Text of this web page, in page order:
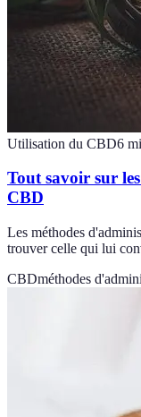
Utilisation du CBD6
Tout savoir sur
CBD
Les méthodes
trouver celle qui lui
CBDméthodes